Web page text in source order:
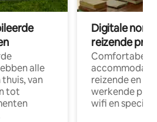
alle
van
tot
Digitale
reizende
Comfortabele
reizende en
werkende
wifi en